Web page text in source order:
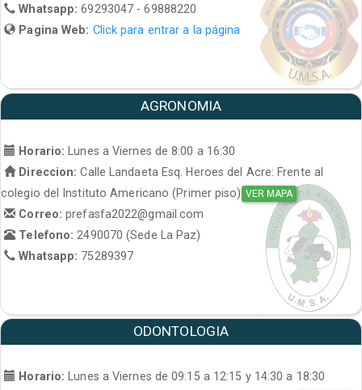
Whatsapp:69293047 - 69888220
Pagina Web: Click para entrar a la página
AGRONOMIA
Horario:
Lunes a Viernes de 8:00 a 16:30
Direccion: Calle Landaeta Esq. Heroes del Acre: Frente al
colegio del Instituto Americano (Primer piso) VER MAPA
Correo:prefasfa2022@gmail.com
Telefono: 2490070 (Sede La Paz)
Whatsapp: 75289397
ODONTOLOGIA
Horario: Lunes a Viernes de 09:15 a 12:15 y 14:30 a 18:30